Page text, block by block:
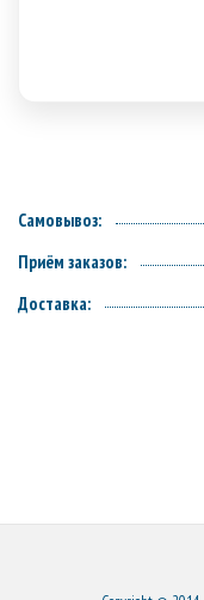
Самовывоз:
Приём заказов:
Доставка: